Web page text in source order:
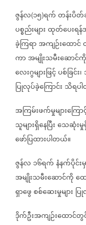
ဇွန်လ(၁၅)ရက်တန်းပိတ်
ပစ္စည်းများထုတ်ပေးရ
ခဲ့ကြရာအကျဉ်းထောင်
ကာအမျိုးသမီးဆောင်ကို
လေးဂွများဖြင့်ပစ်ခြင်း၊
ပြုလုပ်ခဲ့ကြောင်း သိရပ
အကြမ်းဖက်မှုများကြော
သူများရှိနေပြီးသေဆုံးမှု
ဖော်ပြထားပါတယ်။
ဇွန်လ ၁၆ရက်နံနက်ပိုင်
အမျိုးသမီးဆောင်ကိုထ
ရှာဖွေစစ်ဆေးမှုများ ပ
ဒိုက်ဦးအကျဉ်းထောင်တွ